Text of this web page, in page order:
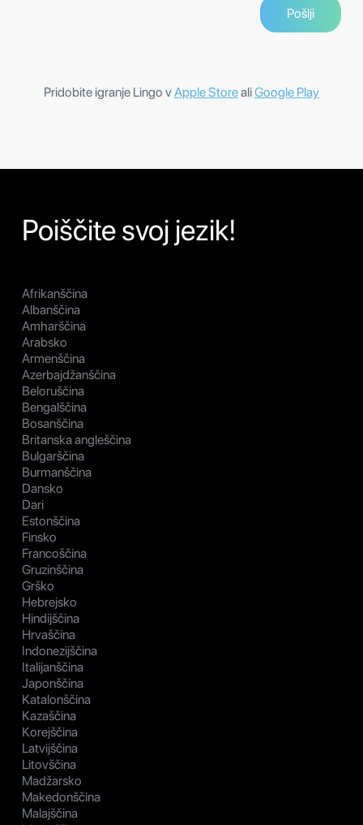
Pridobite igranje Lingo vApple StorealiGoogle Play
Poiščite svoj jezik!
Afrikanščina
Albanščina
Amharščina
Arabsko
Armenščina
Azerbajdžanščina
Beloruščina
Bengalščina
Bosanščina
Britanska angleščina
Bulgarščina
Burmanščina
Dansko
Dari
Estonščina
Finsko
Francoščina
Gruzinščina
Grško
Hebrejsko
Hindijščina
Hrvaščina
Indonezijščina
Italijanščina
Japonščina
Katalonščina
Kazaščina
Korejščina
Latvijščina
Litovščina
Madžarsko
Makedonščina
Malajščina